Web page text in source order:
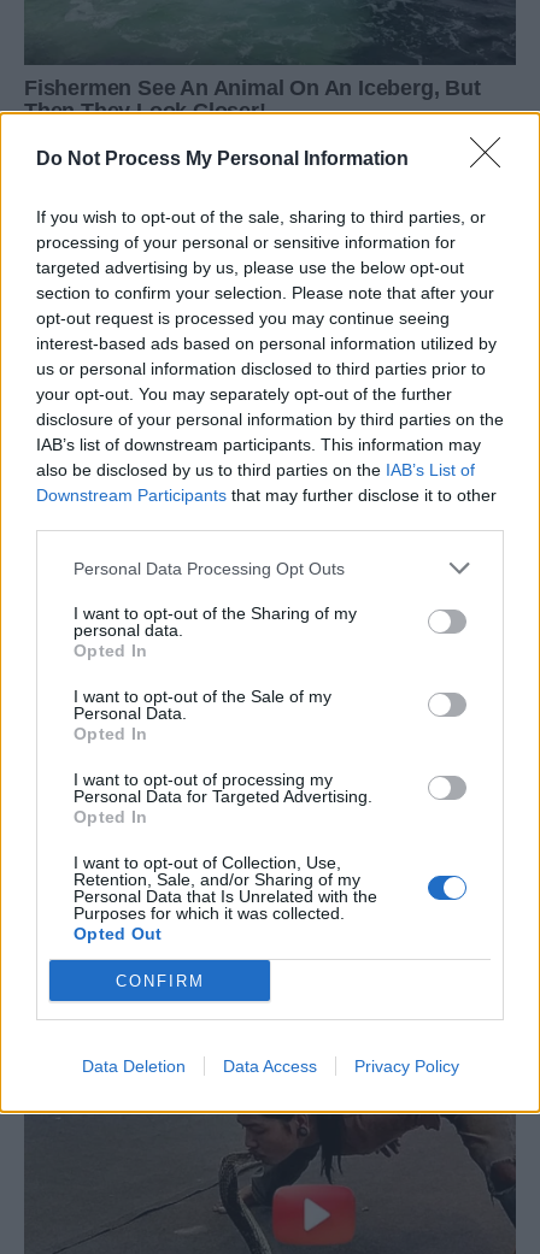
Do Not Process My Personal Information
If you wish to opt-out of the sale, sharing to third parties, or
processing of your personal or sensitive information for
targeted advertising by us, please use the below opt-out
section to confirm your selection. Please note that after your
opt-out request is processed you may continue seeing
interest-based ads based on personal information utilized by
us or personal information disclosed to third parties prior to
your opt-out. You may separately opt-out of the further
disclosure of your personal information by third parties on the
IAB’s list of downstream participants. This information may
also be disclosed by us to third parties on the IAB’s List of
Downstream Participants that may further disclose it to other
Personal Data Processing Opt Outs
I want to opt-out of the Sharing of my
personal data.
Opted In
I want to opt-out of the Sale of my
Personal Data.
Opted In
I want to opt-out of processing my
Personal Data for Targeted Advertising.
Opted In
I want to opt-out of Collection, Use,
Retention, Sale, and/or Sharing of my
Personal Data that Is Unrelated with the
Purposes for which it was collected.
Opted Out
CONFIRM
Data Deletion Data Access Privacy Policy